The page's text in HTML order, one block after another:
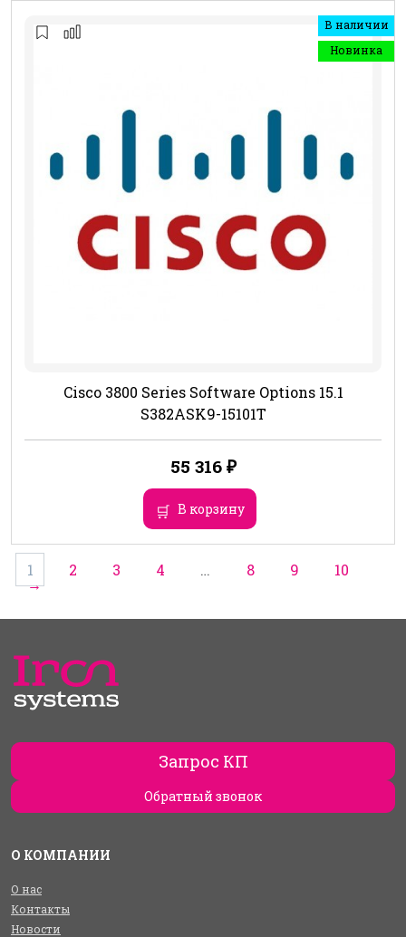
В наличии
Новинка
Cisco 3800 Series Software Options 15.1
S382ASK9-15101T
55 316 ₽
В корзину
1 2 3 4 … 8 9 10
→
Запрос КП
Обратный звонок
О КОМПАНИИ
О нас
Контакты
Новости